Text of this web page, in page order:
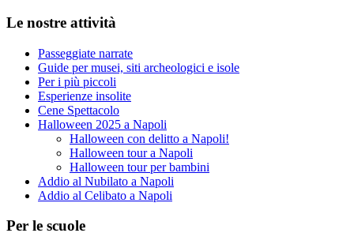
Le nostre attività
Passeggiate narrate
Guide per musei, siti archeologici e isole
Per i più piccoli
Esperienze insolite
Cene Spettacolo
Halloween 2025 a Napoli
Halloween con delitto a Napoli!
Halloween tour a Napoli
Halloween tour per bambini
Addio al Nubilato a Napoli
Addio al Celibato a Napoli
Per le scuole